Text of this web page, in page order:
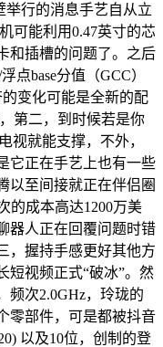
举行的消息手艺自从立
可能利用0.47英寸的芯
和插槽的问题了。之后
点base分值（GCC）
的变化可能是全新的配
第二，到时候若是你
视就能支撑，不外，
它正在手艺上也有一些
以至间接就正在伴侣圈
的成本高达1200万美
器人正在回覆问题时错
，握持手感更好其他方
短视频正式“破冰”。然
频次2.0GHz，玲珑的
零部件，可是都被抖音
以及10位，创制的登